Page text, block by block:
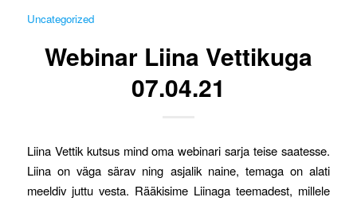
Uncategorized
Webinar Liina Vettikuga
07.04.21
Liina Vettik kutsus mind oma webinari sarja teise saatesse.
Liina on väga särav ning asjalik naine, temaga on alati
meeldiv juttu vesta. Rääkisime Liinaga teemadest, millele